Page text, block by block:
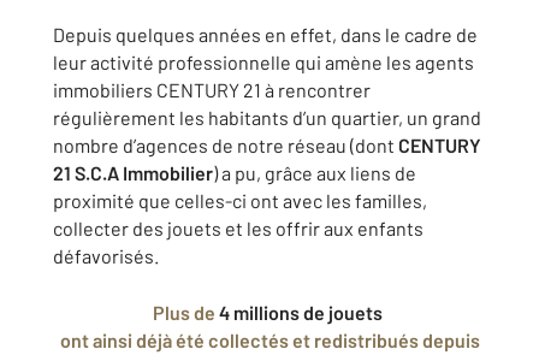
Depuis quelques années en effet, dans le cadre de
leur activité professionnelle qui amène les agents
immobiliers CENTURY 21 à rencontrer
régulièrement les habitants d’un quartier, un grand
nombre d’agences de notre réseau (dont CENTURY
21 S.C.A Immobilier) a pu, grâce aux liens de
proximité que celles-ci ont avec les familles,
collecter des jouets et les offrir aux enfants
défavorisés.
Plus de 4 millions de jouets
ont ainsi déjà été collectés et redistribués depuis